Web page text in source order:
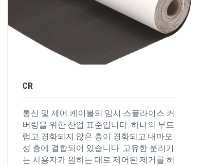
CR
통신 및 제어 케이블의 임시 스플라이스 커
버링을 위한 산업 표준입니다. 하나의 부드
럽고 경화되지 않은 층이 경화되고 내마모
성 층에 결합되어 있습니다. 고유한 분리기
는 사용자가 원하는 대로 제어된 제거를 허